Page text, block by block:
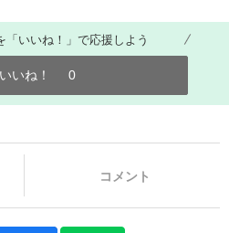
「いいね！」で応援しよう
いいね！ 0
コメント